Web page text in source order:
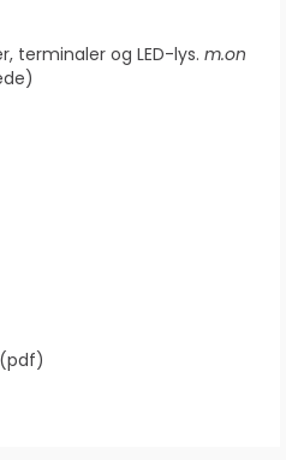
terminaler og LED-lys. m.on
(pdf)